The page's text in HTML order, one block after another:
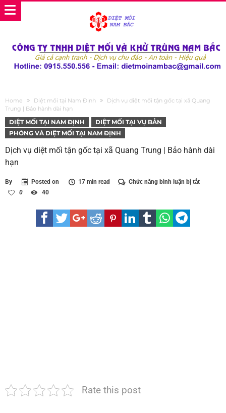
Home Diệt mối tại Nam Định
Dịch vụ diệt mối tận gốc tại xã Quang
Trung | Bảo hành dài hạn
DIỆT MỐI TẠI NAM ĐỊNH
DIỆT MỐI TẠI VỤ BẢN
PHÒNG VÀ DIỆT MỐI TẠI NAM ĐỊNH
Dịch vụ diệt mối tận gốc tại xã Quang Trung | Bảo hành dài
hạn
By Posted on 17 min read Chức năng bình luận bị tắtở
0 40
Rate this post